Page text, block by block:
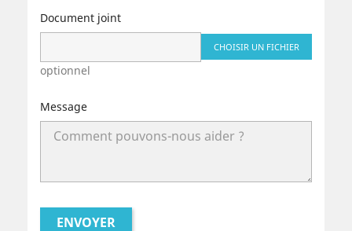
Document joint
CHOISIR UN FICHIER
optionnel
Message